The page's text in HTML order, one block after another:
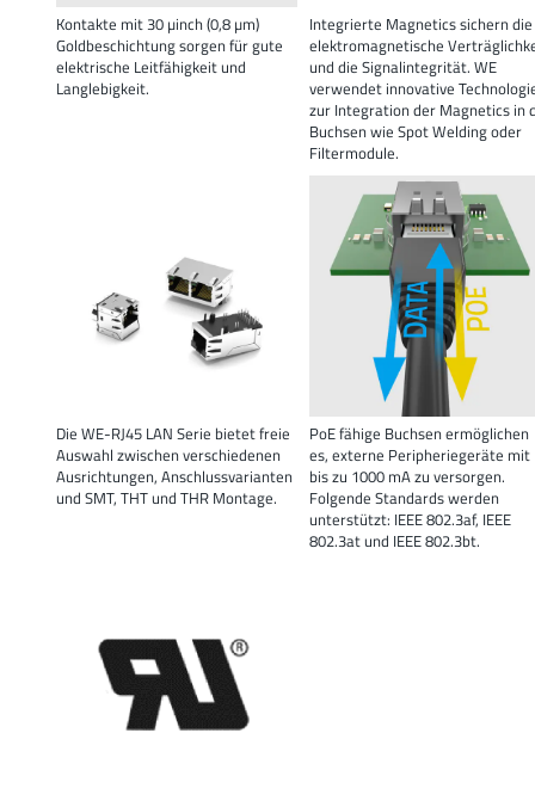
Kontakte mit 30 µinch (0,8 µm)
Goldbeschichtung sorgen für gute
elektrische Leitfähigkeit und
Langlebigkeit.
Integrierte Magnetics sichern die
elektromagnetische
und die Signalintegrität. WE
verwendet innovative
zur Integration der Magnetics in
Buchsen wie Spot Welding oder
Filtermodule.
Die WE-RJ45 LAN Serie bietet freie
Auswahl zwischen verschiedenen
Ausrichtungen, Anschlussvarianten
und SMT, THT und THR Montage.
PoE fähige Buchsen ermöglichen
es, externe Peripheriegeräte mit
bis zu 1000 mA zu versorgen.
Folgende Standards werden
unterstützt: IEEE 802.3af, IEEE
802.3at und IEEE 802.3bt.